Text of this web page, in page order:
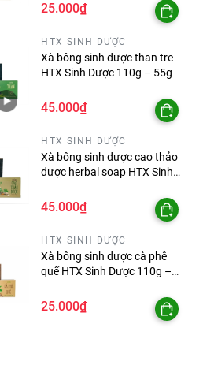
25.000₫
HTX SINH DƯỢC
Xà bông sinh dược than tre
HTX Sinh Dược 110g – 55g
45.000₫
HTX SINH DƯỢC
Xà bông sinh dược cao thảo
dược herbal soap HTX Sinh
45.000₫
HTX SINH DƯỢC
Xà bông sinh dược cà phê
quế HTX Sinh Dược 110g –
25.000₫